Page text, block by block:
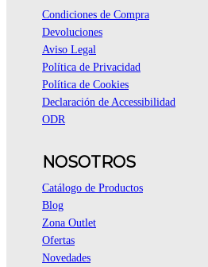
Condiciones de Compra
Devoluciones
Aviso Legal
Política de Privacidad
Política de Cookies
Declaración de Accessibilidad
ODR
NOSOTROS
Catálogo de Productos
Blog
Zona Outlet
Ofertas
Novedades